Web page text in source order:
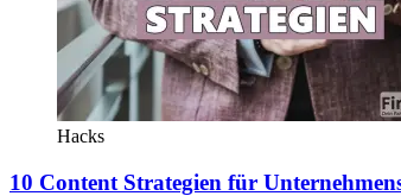
Hacks
10 Content Strategien für